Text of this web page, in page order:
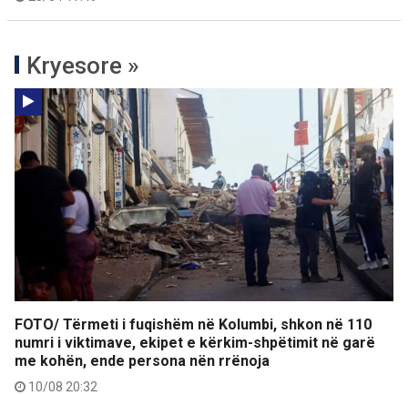
Kryesore »
FOTO/ Tërmeti i fuqishëm në Kolumbi, shkon në 110
numri i viktimave, ekipet e kërkim-shpëtimit në garë
me kohën, ende persona nën rrënoja
10/08 20:32